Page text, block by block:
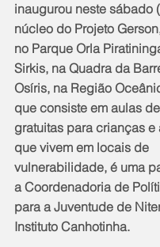
inaugurou neste sábado
núcleo do Projeto
no Parque Orla
Sirkis, na Quadra da
Osíris, na Região
que consiste em aulas
gratuitas para crianças
que vivem em locais de
vulnerabilidade, é uma
a Coordenadoria de
para a Juventude de
Instituto Canhotinha.